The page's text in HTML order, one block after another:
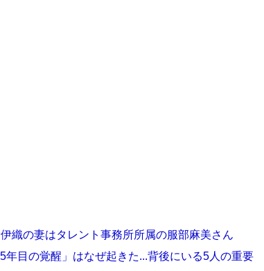
織の妻はタレント事務所所属の服部麻美さん
目の覚醒」はなぜ起きた...背後にいる5人の重要